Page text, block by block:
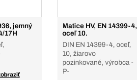
jemný
17H
Matice HV, EN 14399-4,
oceľ 10.
DIN EN 14399-4, oceľ,
10, žiarovo
pozinkované, výrobca -
P-